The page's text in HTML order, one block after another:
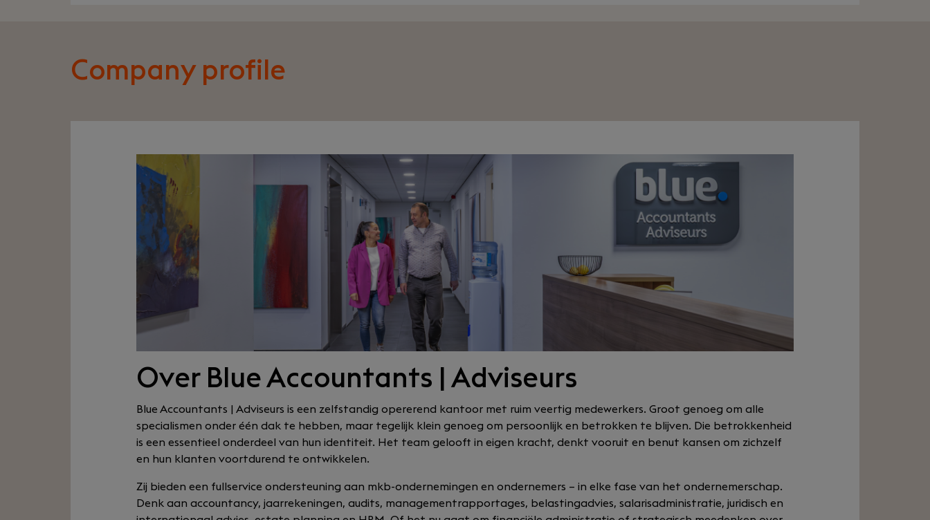
Company profile
Over Blue Accountants | Adviseurs
Blue Accountants | Adviseurs is een zelfstandig opererend kantoor met ruim veertig medewerkers. Groot genoeg om alle
specialismen onder één dak te hebben, maar tegelijk klein genoeg om persoonlijk en betrokken te blijven. Die betrokkenheid
is een essentieel onderdeel van hun identiteit. Het team gelooft in eigen kracht, denkt vooruit en benut kansen om zichzelf
en hun klanten voortdurend te ontwikkelen.
Zij bieden een fullservice ondersteuning aan mkb-ondernemingen en ondernemers – in elke fase van het ondernemerschap.
Denk aan accountancy, jaarrekeningen, audits, managementrapportages, belastingadvies, salarisadministratie, juridisch en